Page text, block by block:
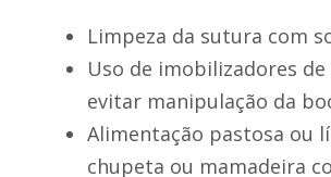
Limpeza da sutura com
Uso de imobilizadores
evitar manipulação da
Alimentação pastosa ou
chupeta ou mamadeira